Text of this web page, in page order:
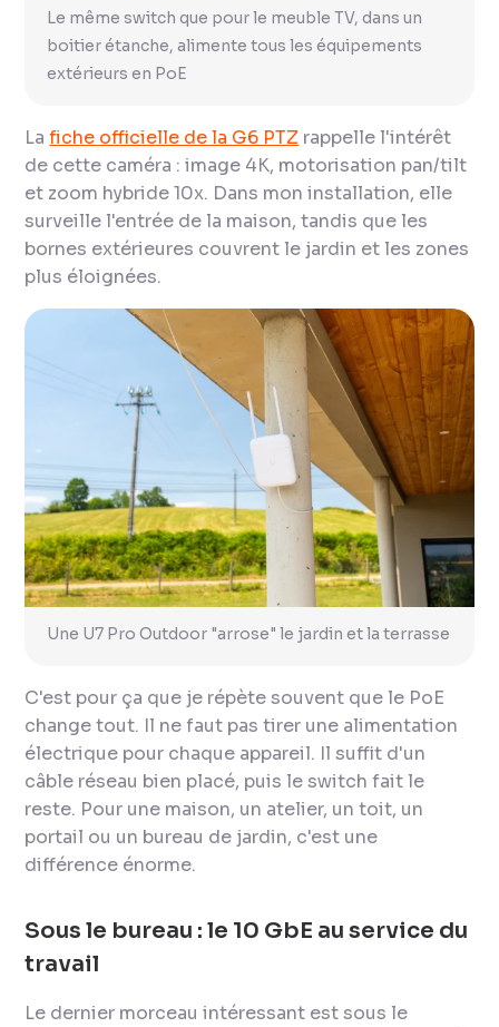
Le même switch que pour le meuble TV, dans un
boitier étanche, alimente tous les équipements
extérieurs en PoE
Lafiche officielle de la G6 PTZ rappelle l'intérêt
de cette caméra : image 4K, motorisation pan/tilt
et zoom hybride 10x. Dans mon installation, elle
surveille l'entrée de la maison, tandis que les
bornes extérieures couvrent le jardin et les zones
plus éloignées.
Une U7 Pro Outdoor "arrose" le jardin et la terrasse
C'est pour ça que je répète souvent que le PoE
change tout. Il ne faut pas tirer une alimentation
électrique pour chaque appareil. Il suffit d'un
câble réseau bien placé, puis le switch fait le
reste. Pour une maison, un atelier, un toit, un
portail ou un bureau de jardin, c'est une
différence énorme.
Sous le bureau : le 10 GbE au service du
travail
Le dernier morceau intéressant est sous le